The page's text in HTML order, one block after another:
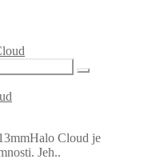
Cloud je
Jeh..